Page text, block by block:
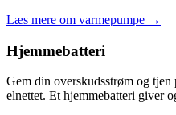
Læs mere om varmepumpe →
Hjemmebatteri
Gem din overskudsstrøm og
elnettet. Et hjemmebatteri giver